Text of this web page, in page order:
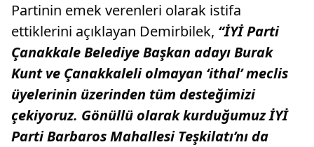
Partinin emek verenleri olarak istifa
ettiklerini açıklayan Demirbilek, “İYİ Parti
Çanakkale Belediye Başkan adayı Burak
Kunt ve Çanakkaleli olmayan ‘ithal’ meclis
üyelerinin üzerinden tüm desteğimizi
çekiyoruz. Gönüllü olarak kurduğumuz İYİ
Parti Barbaros Mahallesi Teşkilatı’nı da